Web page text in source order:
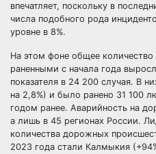
впечатляет, поскольку в
числа подобного рода
уровне в 8%.
На этом фоне общее
раненными с начала года
показателя в 24 200 случая. В
на 2,8%) и было ранено 31 100
годом ранее. Аварийность на
а лишь в 45 регионах России.
количества дорожных
2023 года стали Калмыкия